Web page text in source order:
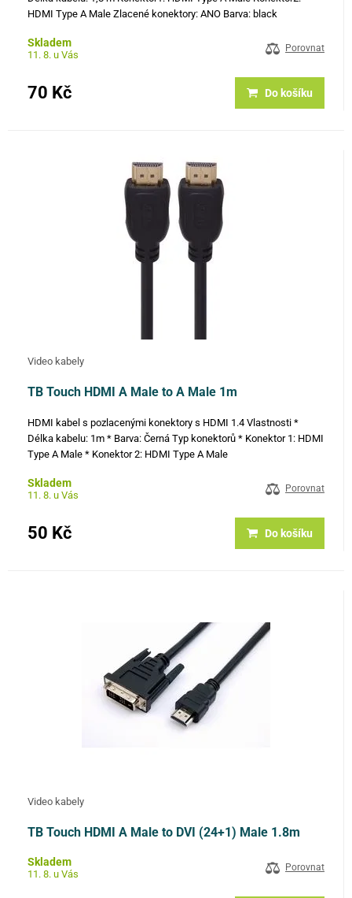
HDMI Type A Male Zlacené konektory: ANO Barva: black
Skladem
11. 8. u Vás
Porovnat
70 Kč Do košíku
Video kabely
TB Touch HDMI A Male to A Male 1m
HDMI kabel s pozlacenými konektory s HDMI 1.4 Vlastnosti *
Délka kabelu: 1m * Barva: Černá Typ konektorů * Konektor 1: HDMI
Type A Male * Konektor 2: HDMI Type A Male
Skladem
11. 8. u Vás
Porovnat
50 Kč Do košíku
Video kabely
TB Touch HDMI A Male to DVI (24+1) Male 1.8m
Skladem
11. 8. u Vás
Porovnat